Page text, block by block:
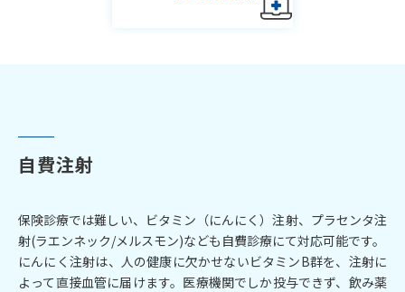
自費注射
保険診療では難しい、ビタミン（にんにく）注射、プラセンタ注
射(ラエンネック/メルスモン)なども自費診療にて対応可能です。
にんにく注射は、人の健康に欠かせないビタミンB群を、注射に
よって直接血管に届けます。医療機関でしか投与できず、飲み薬